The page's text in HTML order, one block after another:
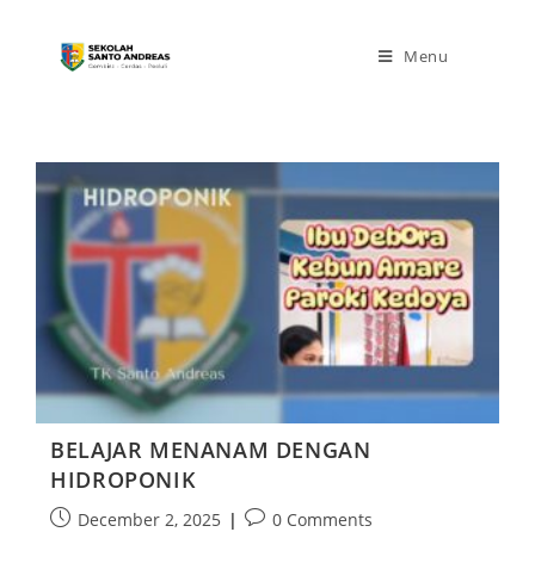
Menu
BELAJAR MENANAM DENGAN
HIDROPONIK
December 2, 2025 0 Comments